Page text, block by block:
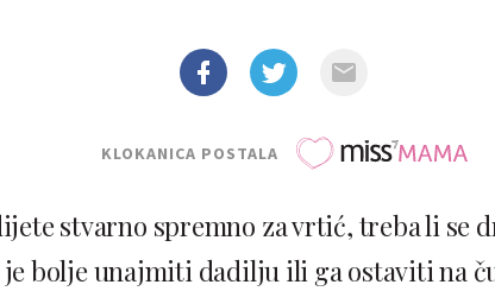
KLOKANICA POSTALA
stvarno spremno za vrtić, treba li se
bolje unajmiti dadilju ili ga ostaviti na